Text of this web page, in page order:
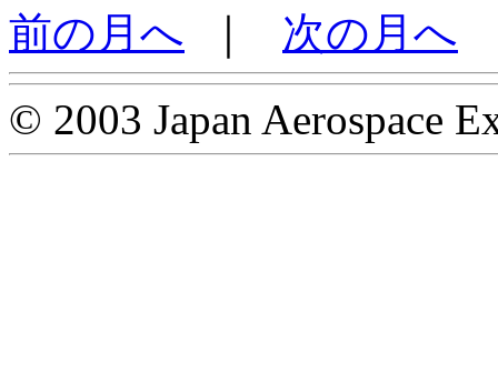
前の月へ
次の月へ
© 2003 Japan Aerospace